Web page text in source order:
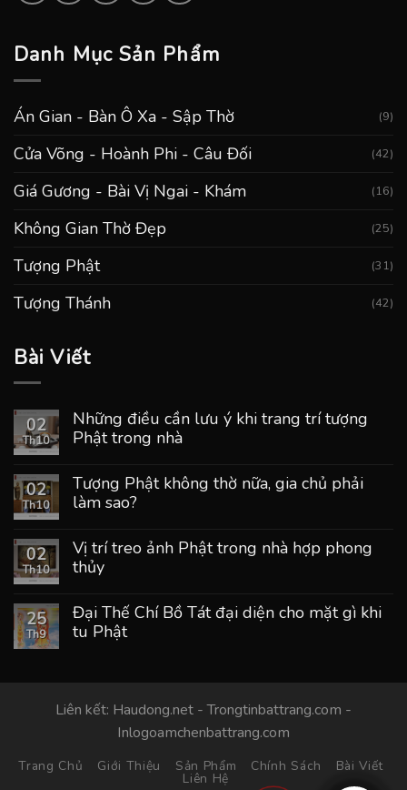
Danh Mục Sản Phẩm
Án Gian - Bàn Ô Xa - Sập Thờ (9)
Cửa Võng - Hoành Phi - Câu Đối (42)
Giá Gương - Bài Vị Ngai - Khám (16)
Không Gian Thờ Đẹp (25)
Tượng Phật (31)
Tượng Thánh (42)
Bài Viết
02
Th10
Những điều cần lưu ý khi trang trí tượng
Phật trong nhà
02
Th10
Tượng Phật không thờ nữa, gia chủ phải
làm sao?
02
Th10
Vị trí treo ảnh Phật trong nhà hợp phong
thủy
25
Th9
Đại Thế Chí Bồ Tát đại diện cho mặt gì khi
tu Phật
Liên kết: Haudong.net -Trongtinbattrang.com -
Inlogoamchenbattrang.com
Trang Chủ Giới Thiệu Sản Phẩm Chính Sách Bài Viết
Liên Hệ